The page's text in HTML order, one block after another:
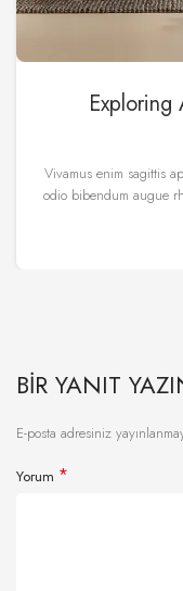
Exploring
Vivamus enim sagittis
odio bibendum augue
BIR YANIT
E-posta adresiniz
Yorum *